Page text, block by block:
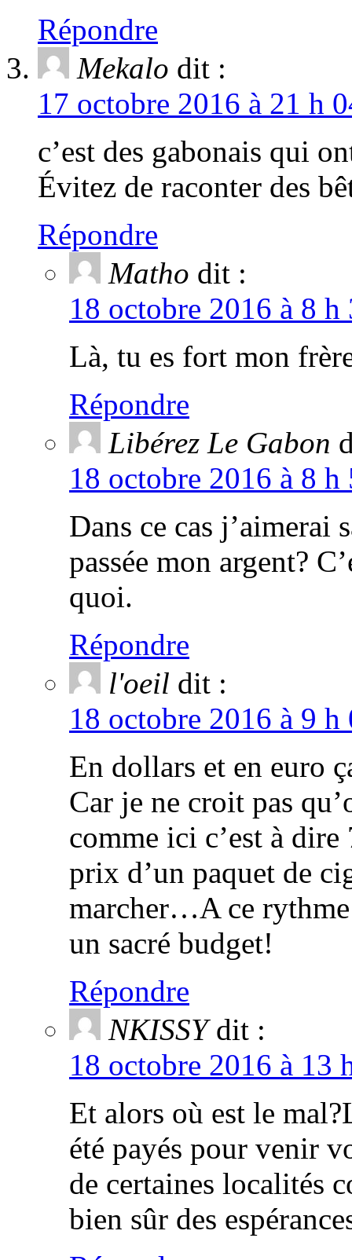
Répondre
Mekalo dit :
17 octobre 2016 à 21 h
c’est des gabonais qui
Évitez de raconter des
Répondre
Matho dit :
18 octobre 2016 à 8
Là, tu es fort mon
Répondre
Libérez Le Gabon
18 octobre 2016 à 8
Dans ce cas j’aimerai
passée mon argent?
quoi.
Répondre
l'oeil dit :
18 octobre 2016 à 9
En dollars et en euro
Car je ne croit pas
comme ici c’est à
prix d’un paquet de
marcher…A ce rythme
un sacré budget!
Répondre
NKISSY dit :
18 octobre 2016 à 13
Et alors où est le
été payés pour venir
de certaines localités
bien sûr des